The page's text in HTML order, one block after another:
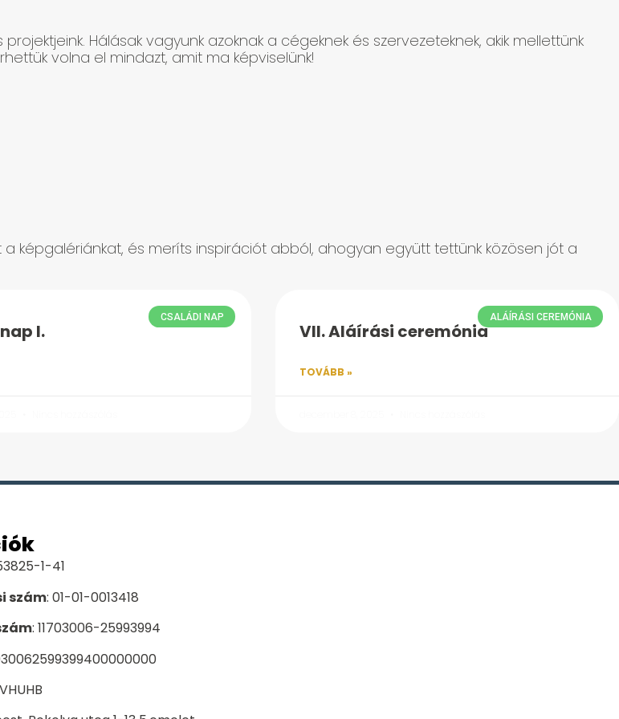
Hálásak vagyunk azoknak a cégeknek és szervezeteknek, akik mellettünk
volna el mindazt, amit ma képviselünk!
képgalériánkat, és meríts inspirációt abból, ahogyan együtt tettünk közösen jót a
CSALÁDI NAP
I.
ALÁÍRÁSI CEREMÓNIA
VII. Aláírási ceremónia
TOVÁBB »
1-41
szám: 01-01-0013418
: 11703006-25993994